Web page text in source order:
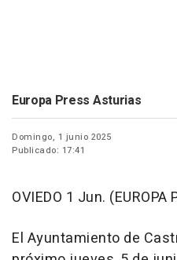
Europa Press Asturias
Domingo, 1 junio 2025
Publicado: 17:41
OVIEDO 1 Jun. (EUROPA
El Ayuntamiento de